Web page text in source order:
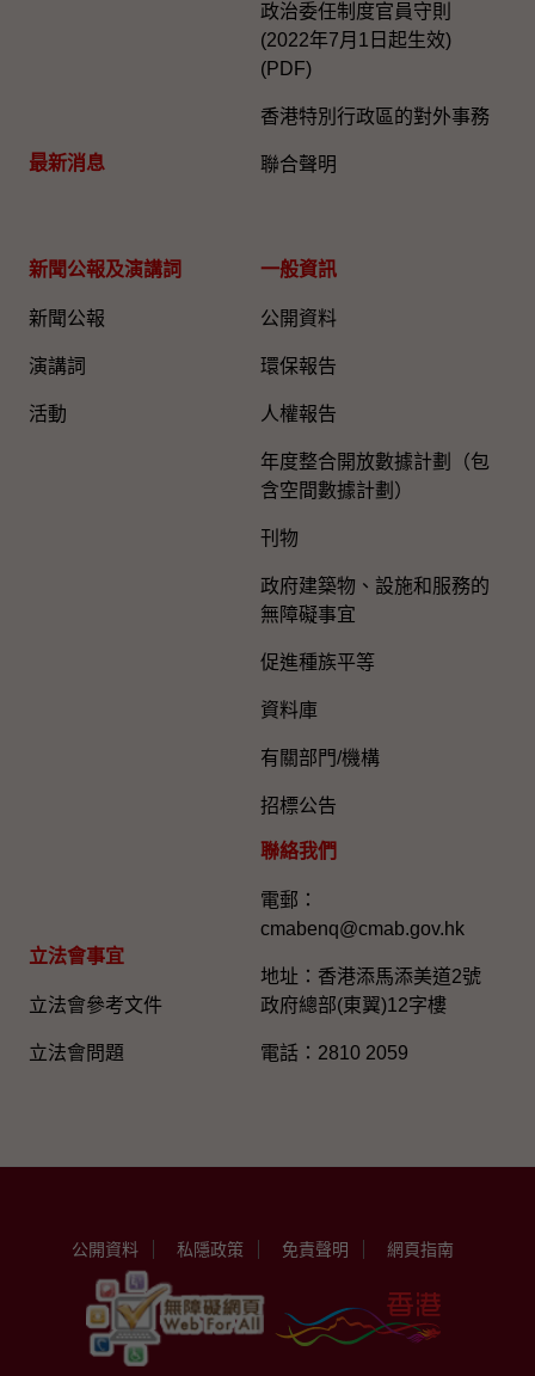
最新消息
政治委任制度官員守則
(2022年7月1日起生效)
(PDF)
香港特別行政區的對外事務
聯合聲明
新聞公報及演講詞
新聞公報
演講詞
活動
立法會事宜
立法會參考文件
立法會問題
一般資訊​
公開資料
環保報告
人權報告
年度整合開放數據計劃（包
含空間數據計劃）
刊物
政府建築物、設施和服務的
無障礙事宜
促進種族平等
資料庫
有關部門/機構
招標公告
聯絡我們
電郵：
cmabenq@cmab.gov.hk​
地址：香港添馬添美道2號
政府總部(東翼)12字樓
電話：2810 2059
公開資料 私隱政策 免責聲明 網頁指南